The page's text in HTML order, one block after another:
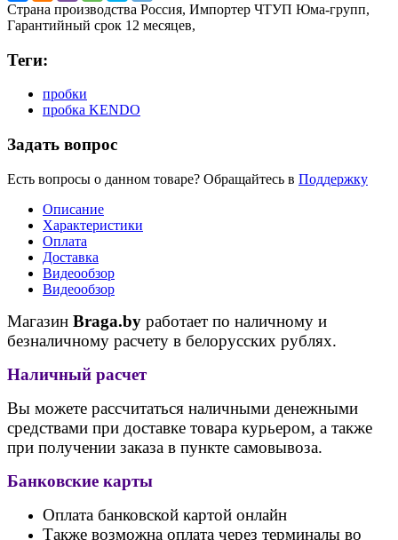
Страна производства Россия, Импортер ЧТУП Юма-групп,
Гарантийный срок 12 месяцев,
Теги:
пробки
пробка KENDO
Задать вопрос
Есть вопросы о данном товаре? Обращайтесь в Поддержку
Описание
Характеристики
Оплата
Доставка
Видеообзор
Видеообзор
Магазин Braga.by работает по наличному и
безналичному расчету в белорусских рублях.
Наличный расчет
Вы можете рассчитаться наличными денежными
средствами при доставке товара курьером, а также
при получении заказа в пункте самовывоза.
Банковские карты
Оплата банковской картой онлайн
Также возможна оплата через терминалы во